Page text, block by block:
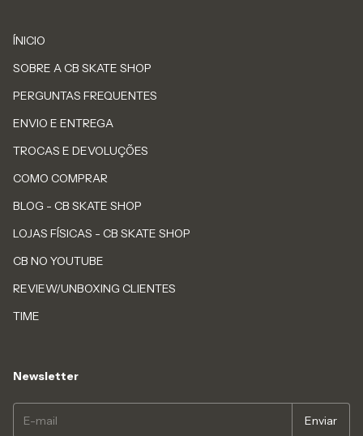
ÍNICIO
SOBRE A CB SKATE SHOP
PERGUNTAS FREQUENTES
ENVIO E ENTREGA
TROCAS E DEVOLUÇÕES
COMO COMPRAR
BLOG - CB SKATE SHOP
LOJAS FÍSICAS - CB SKATE SHOP
CB NO YOUTUBE
REVIEW/UNBOXING CLIENTES
TIME
Newsletter